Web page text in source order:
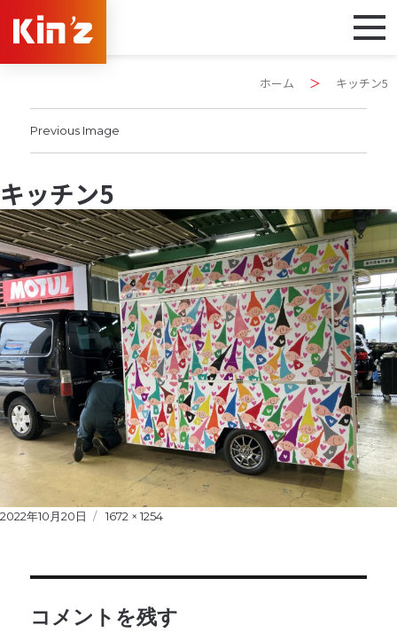
ホーム ＞ キッチン5
Previous Image
キッチン5
Posted
2022年10月20日
Full
1672 × 1254
コメントを残す